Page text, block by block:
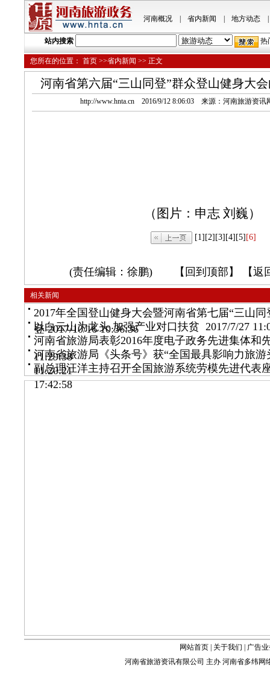
河南概况| 省内新闻 地方动态|
站内搜索 热
您所在的位置： 首页 >>省内新闻 >> 正文
河南省第六届“三山同登”群众登山健身大
http://www.hnta.cn 2016/9/12 8:06:03 来源：河南旅游资
（图片：申志 刘巍）
[1] [2] [3] [4] [5] [6]
(责任编辑：徐鹏) 【 回到顶部 】 【返
相关新闻
2017年全国登山健身大会暨河南省第七届“三山同
登2017/10/16 10:36:36
以白云山为龙头 加强产业对口扶贫 2017/7/27
河南省旅游局表彰2016年度电子政务先进集体和
11:29:38
河南省旅游局《头条号》获“全国最具影响力旅游
11:20:21
副总理汪洋主持召开全国旅游系统劳模先进代表
17:42:58
网站首页 关于我们
广告
河南省旅游资讯有限公司 主办 河南省多纬